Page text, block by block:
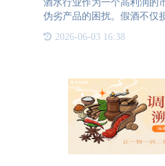
酒水行业作为一个高利润的
伪劣产品的困扰。假酒不仅
术及防伪标签在酒水行业
2026-06-03 16:38